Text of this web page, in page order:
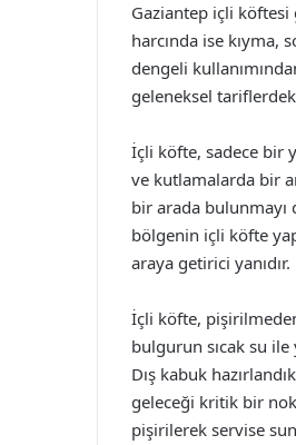
Gaziantep içli
harcında ise kıyma,
dengeli
geleneksel
İçli köfte, sadece bir
ve kutlamalarda bir
bir arada bulunmayı
bölgenin içli köfte
araya getirici yanıdır.
İçli köfte,
bulgurun sıcak su
Dış kabuk
geleceği kritik bir
pişirilerek servise